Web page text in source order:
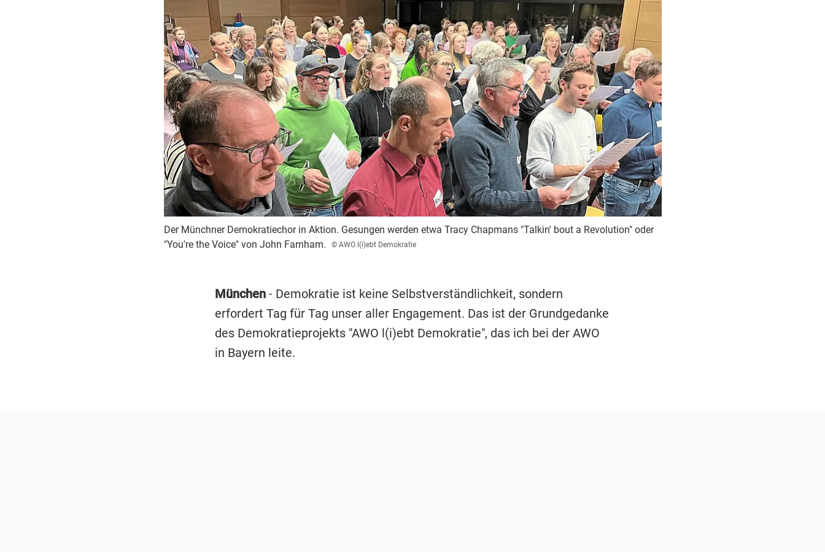
Der Münchner Demokratiechor in Aktion. Gesungen werden etwa Tracy Chapmans "Talkin' bout a Revolution" oder
"You're the Voice" von John Farnham.
© AWO l(i)ebt Demokratie
München- Demokratie ist keine Selbstverständlichkeit, sondern
erfordert Tag für Tag unser aller Engagement. Das ist der Grundgedanke
des Demokratieprojekts "AWO l(i)ebt Demokratie", das ich bei der AWO
in Bayern leite.